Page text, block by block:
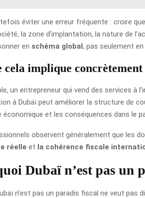
éviter une erreur fréquente : croire que
la zone d’implantation, la nature de
en schéma global, pas seulement en
cela implique concrètement
un entrepreneur qui vend des services à
à Dubaï peut améliorer la structure de
économique et les conséquences dans le
observent généralement que les
réelle et la cohérence fiscale
Dubaï n’est pas un
n’est pas un paradis fiscal ne veut